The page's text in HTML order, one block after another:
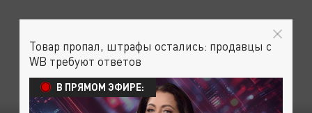
Товар пропал, штрафы остались: продавцы с
WB требуют ответов
В ПРЯМОМ ЭФИРЕ: